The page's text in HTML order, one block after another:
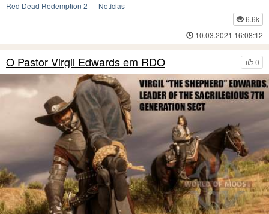
Red Dead Redemption 2 — Notícias
6.6k
10.03.2021 16:08:12
0
O Pastor Virgil Edwards em RDO